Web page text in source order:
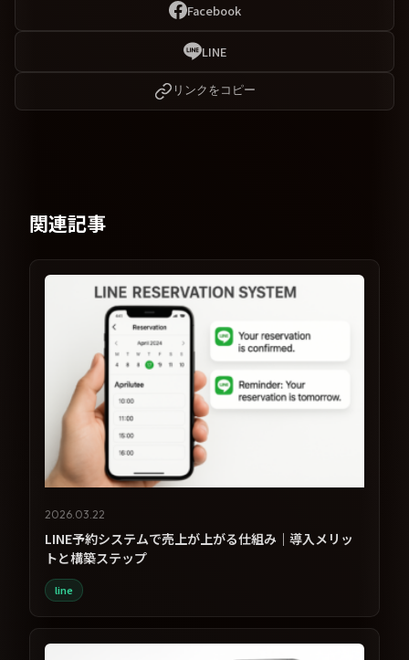
Facebook
LINE
リンクをコピー
関連記事
2026.03.22
LINE予約システムで売上が上がる仕組み｜導入メリッ
トと構築ステップ
line